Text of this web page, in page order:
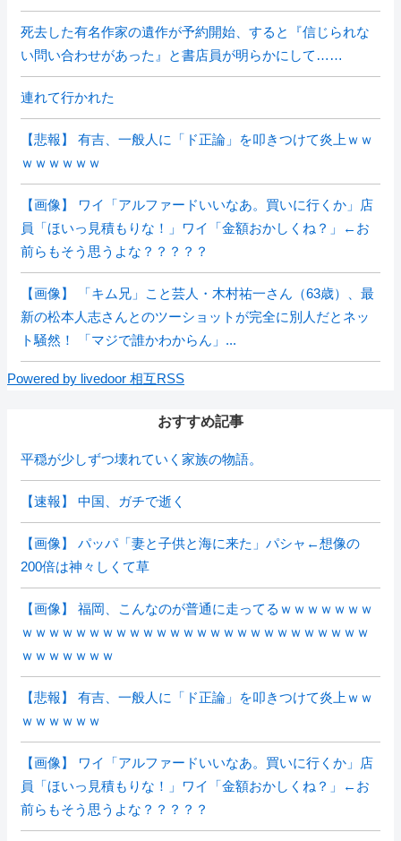
死去した有名作家の遺作が予約開始、すると『信じられな
い問い合わせがあった』と書店員が明らかにして……
連れて行かれた
【悲報】 有吉、一般人に「ド正論」を叩きつけて炎上ｗｗ
ｗｗｗｗｗｗ
【画像】 ワイ「アルファードいいなあ。買いに行くか」店
員「ほいっ見積もりな！」ワイ「金額おかしくね？」←お
前らもそう思うよな？？？？？
【画像】 「キム兄」こと芸人・木村祐一さん（63歳）、最
新の松本人志さんとのツーショットが完全に別人だとネッ
ト騒然！ 「マジで誰かわからん」...
Powered by livedoor 相互RSS
おすすめ記事
平穏が少しずつ壊れていく家族の物語。
【速報】 中国、ガチで逝く
【画像】 パッパ「妻と子供と海に来た」パシャ←想像の
200倍は神々しくて草
【画像】 福岡、こんなのが普通に走ってるｗｗｗｗｗｗｗ
ｗｗｗｗｗｗｗｗｗｗｗｗｗｗｗｗｗｗｗｗｗｗｗｗｗｗ
ｗｗｗｗｗｗｗ
【悲報】 有吉、一般人に「ド正論」を叩きつけて炎上ｗｗ
ｗｗｗｗｗｗ
【画像】 ワイ「アルファードいいなあ。買いに行くか」店
員「ほいっ見積もりな！」ワイ「金額おかしくね？」←お
前らもそう思うよな？？？？？